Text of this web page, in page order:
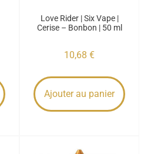
Love Rider | Six Vape |
Cerise – Bonbon | 50 ml
10,68 €
Ajouter au panier